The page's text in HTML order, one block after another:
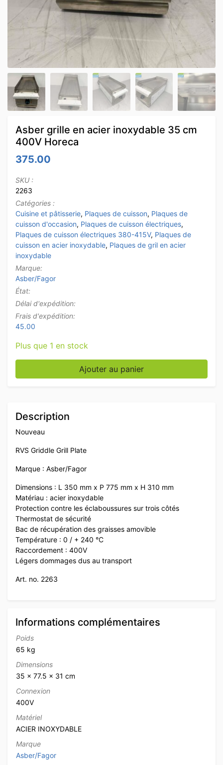
Asber grille en acier inoxydable 35 cm
400V Horeca
375.00
SKU :
2263
Catégories :
Cuisine et pâtisserie, Plaques de cuisson, Plaques de
cuisson d'occasion, Plaques de cuisson électriques,
Plaques de cuisson électriques 380-415V, Plaques de
cuisson en acier inoxydable, Plaques de gril en acier
inoxydable
Marque:
Asber/Fagor
État:
Délai d'expédition:
Frais d'expédition:
45.00
Plus que 1 en stock
quantité de Asber grille en acier inoxydable 35 cm
Ajouter au panier
Description
Nouveau
RVS Griddle Grill Plate
Marque : Asber/Fagor
Dimensions : L 350 mm x P 775 mm x H 310 mm
Matériau : acier inoxydable
Protection contre les éclaboussures sur trois côtés
Thermostat de sécurité
Bac de récupération des graisses amovible
Température : 0 / + 240 °C
Raccordement : 400V
Légers dommages dus au transport
Art. no. 2263
Informations complémentaires
Poids
65 kg
Dimensions
35 × 77.5 × 31 cm
Connexion
400V
Matériel
ACIER INOXYDABLE
Marque
Asber/Fagor